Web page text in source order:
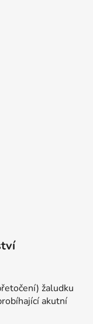
žaludku
akutní